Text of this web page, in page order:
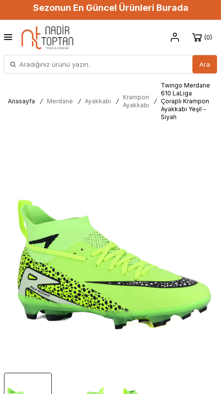
Sezonun En Güncel Ürünleri Burada
Ara
0
Anasayfa / Merdane / Ayakkabı /
Krampon
Ayakkabı
/
Twingo Merdane
610 LaLiga
Çoraplı Krampon
Ayakkabı Yeşil -
Siyah